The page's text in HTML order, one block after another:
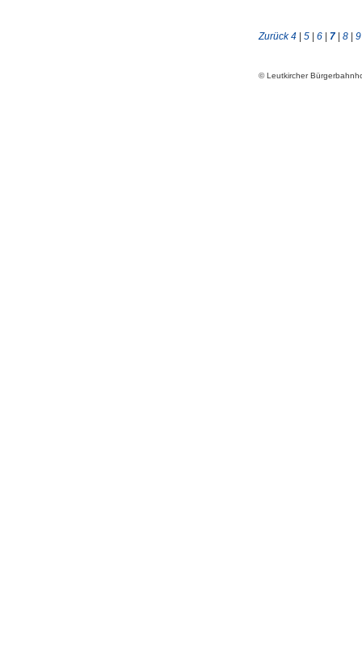
Zurück 4 5 6 7 8 9
© Leutkircher